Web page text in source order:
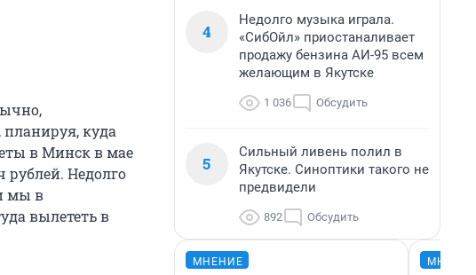
куда
в Минск в мае
рублей. Недолго
мы в
вылететь в
4
Недолго музыка играла.
«СибОйл» приостаналивает
продажу бензина АИ-95 всем
желающим в Якутске
1 036 Обсудить
5
Сильный ливень полил в
Якутске. Синоптики такого не
предвидели
892 Обсудить
МНЕНИЕ